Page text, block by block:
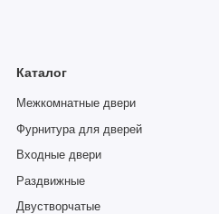
Каталог
Межкомнатные двери
Фурнитура для дверей
Входные двери
Раздвижные
Двустворчатые